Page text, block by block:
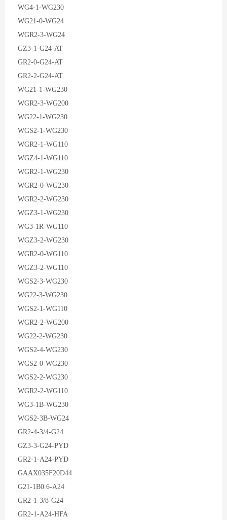
WG4-1-WG230
WG21-0-WG24
WGR2-3-WG24
GZ3-1-G24-AT
GR2-0-G24-AT
GR2-2-G24-AT
WG21-1-WG230
WGR2-3-WG200
WG22-1-WG230
WGS2-1-WG230
WGR2-1-WG110
WGZ4-1-WG110
WGR2-1-WG230
WGR2-0-WG230
WGR2-2-WG230
WGZ3-1-WG230
WG3-1R-WG110
WGZ3-2-WG230
WGR2-0-WG110
WGZ3-2-WG110
WGS2-3-WG230
WG22-3-WG230
WGS2-1-WG110
WGR2-2-WG200
WG22-2-WG230
WGS2-4-WG230
WGS2-0-WG230
WGS2-2-WG230
WGR2-2-WG110
WG3-1B-WG230
WGS2-3B-WG24
GR2-4-3/4-G24
GZ3-3-G24-PYD
GR2-1-A24-PYD
GAAX035F20D44
G21-1B0.6-A24
GR2-1-3/8-G24
GR2-1-A24-HFA